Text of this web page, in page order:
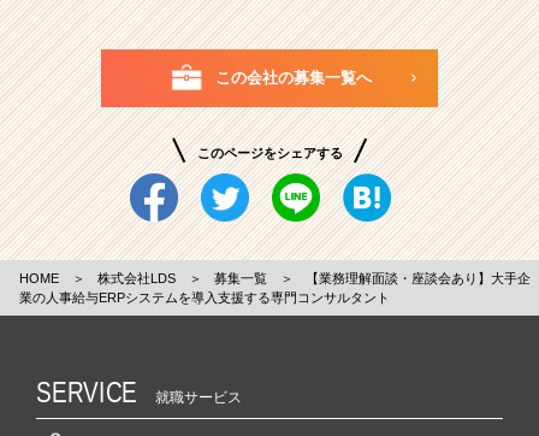
この会社の募集一覧へ
このページをシェアする
HOME ＞ 株式会社LDS ＞ 募集一覧 ＞
【業務理解面談・座談会あり】大手企
業の人事給与ERPシステムを導入支援する専門コンサルタント
SERVICE 就職サービス